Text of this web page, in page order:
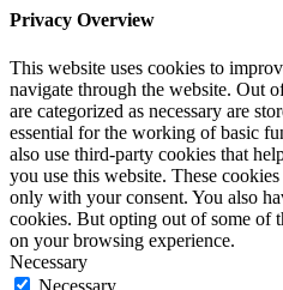
Privacy Overview
This website uses cookies to
navigate through the website. Out
are categorized as necessary are
essential for the working of basic
also use third-party cookies that
you use this website. These
only with your consent. You also
cookies. But opting out of some of
on your browsing experience.
Necessary
Necessary